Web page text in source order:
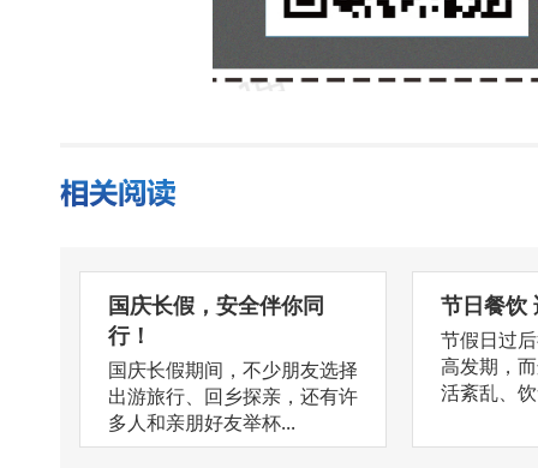
国庆长假，安全伴你同
行！
国庆长假期间，不少朋友选择
出游旅行、回乡探亲，还有许
多人和亲朋好友举杯...
节日餐饮
节假日过
高发期，
活紊乱、